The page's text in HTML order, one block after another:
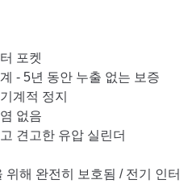
포켓
- 5년 동안 누출 없는 보증
계적 정지
없음
견고한 유압 실린더
위해 완전히 보호됨 / 전기 인터